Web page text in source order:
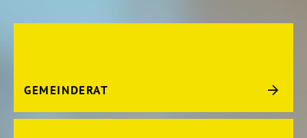
GEMEINDERAT